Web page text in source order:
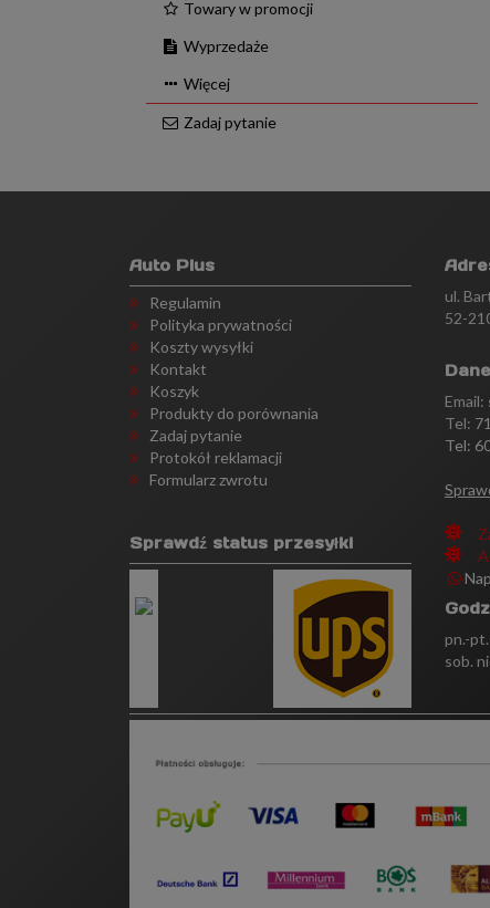
Towary w promocji
Wyprzedaże
Więcej
Zadaj pytanie
Auto Plus
Regulamin
Polityka prywatności
Koszty wysyłki
Kontakt
Koszyk
Produkty do porównania
Zadaj pytanie
Protokół reklamacji
Formularz zwrotu
Sprawdź status przesyłki
ul.
52-
Email:
Tel:
Tel:
pn.-
sob.